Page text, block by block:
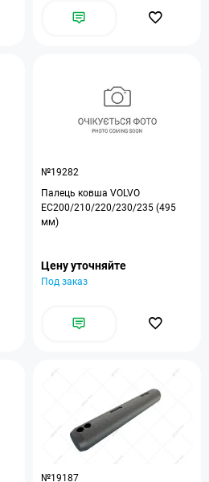
№19282
Палець ковша VOLVO
EC200/210/220/230/235 (495
мм)
Цену уточняйте
Под заказ
№19187